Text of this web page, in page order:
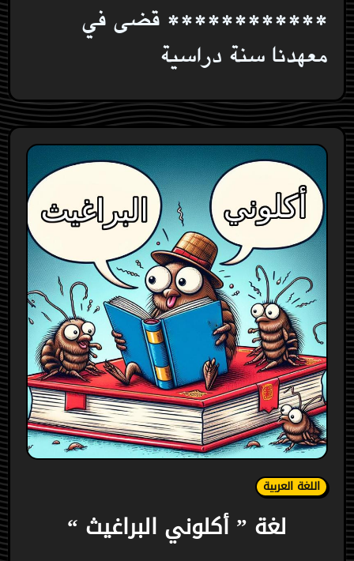
************ قضى في
معهدنا سنة دراسية
اللغة العربية
لغة ” أكلوني البراغيث “